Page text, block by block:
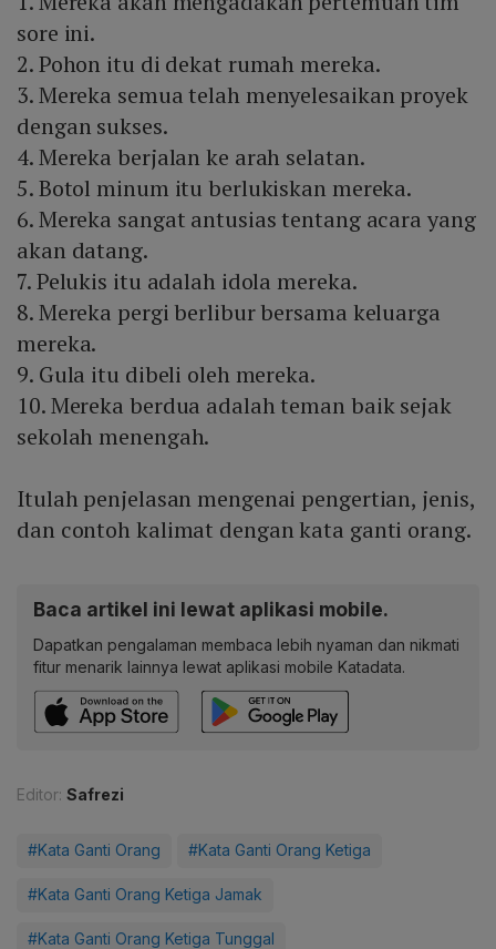
sore ini.
2. Pohon itu di dekat rumah mereka.
3. Mereka semua telah menyelesaikan proyek
dengan sukses.
4. Mereka berjalan ke arah selatan.
5. Botol minum itu berlukiskan mereka.
6. Mereka sangat antusias tentang acara yang
akan datang.
7. Pelukis itu adalah idola mereka.
8. Mereka pergi berlibur bersama keluarga
mereka.
9. Gula itu dibeli oleh mereka.
10. Mereka berdua adalah teman baik sejak
sekolah menengah.
Itulah penjelasan mengenai pengertian, jenis,
dan contoh kalimat dengan kata ganti orang.
Baca artikel ini lewat aplikasi mobile.
Dapatkan pengalaman membaca lebih nyaman dan nikmati
fitur menarik lainnya lewat aplikasi mobile Katadata.
Editor: Safrezi
#Kata Ganti Orang #Kata Ganti Orang Ketiga
#Kata Ganti Orang Ketiga Jamak
#Kata Ganti Orang Ketiga Tunggal